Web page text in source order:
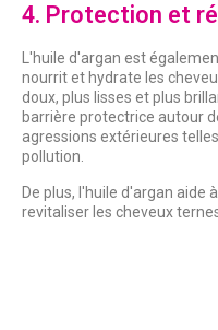
4. Protection et
L'huile d'argan est
nourrit et hydrate les
doux, plus lisses et plus
barrière protectrice autour
agressions extérieures
pollution.
De plus, l'huile d'argan aide
revitaliser les cheveux